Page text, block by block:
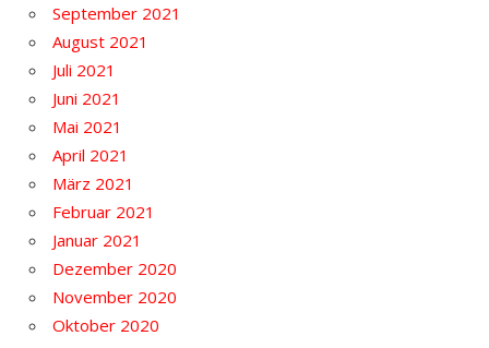
September 2021
August 2021
Juli 2021
Juni 2021
Mai 2021
April 2021
März 2021
Februar 2021
Januar 2021
Dezember 2020
November 2020
Oktober 2020